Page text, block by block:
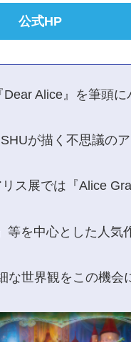
公式HP
Alice』を筆頭に
が描く不思議の
ス展では『Alice
を中心とした人気
世界観をこの機会